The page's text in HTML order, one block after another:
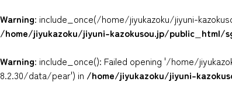
Warning: include_once(/home/jiyukazoku/jiyuni-
/home/jiyukazoku/jiyuni-kazokusou.jp/public_html/
Warning: include_once(): Failed opening '/home/
8.2.30/data/pear') in /home/jiyukazoku/jiyuni-